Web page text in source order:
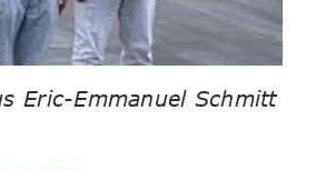
Eric-Emmanuel Schmitt